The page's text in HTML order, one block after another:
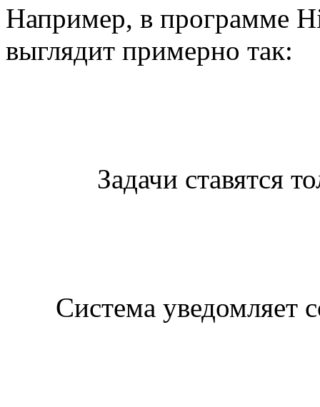
Например, в программе
выглядит примерно так:
Задачи ставятся
Система уведомляет